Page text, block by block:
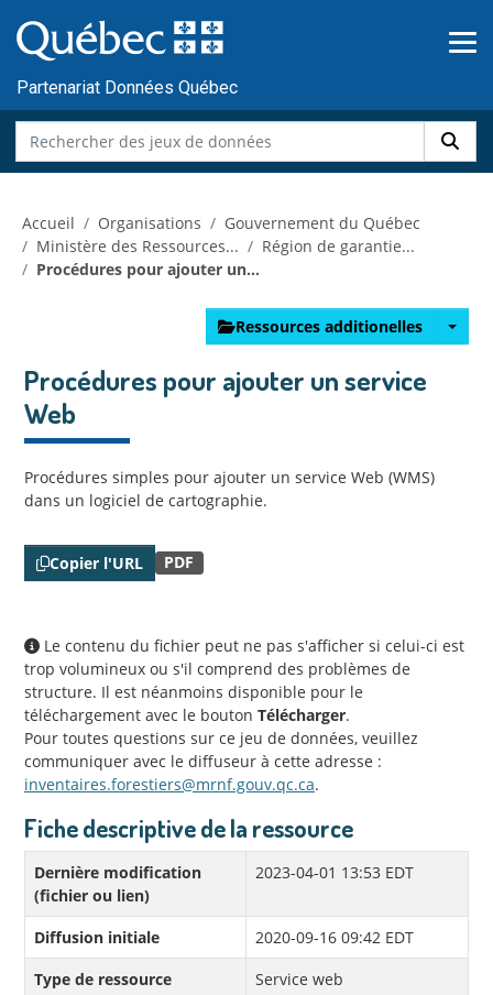
au
contenu
Partenariat Données Québec
Accueil Organisations
Gouvernement du Québec
Ministère des Ressources...
Région de garantie...
Procédures pour ajouter un...
Ressources additionelles
Procédures pour ajouter un service
Web
Procédures simples pour ajouter un service Web (WMS)
dans un logiciel de cartographie.
Copier l'URL PDF
Le contenu du fichier peut ne pas s'afficher si celui-ci est
trop volumineux ou s'il comprend des problèmes de
structure. Il est néanmoins disponible pour le
téléchargement avec le bouton Télécharger.
Pour toutes questions sur ce jeu de données, veuillez
communiquer avec le diffuseur à cette adresse :
inventaires.forestiers@mrnf.gouv.qc.ca.
Fiche descriptive de la ressource
Dernière modification
(fichier ou lien)
2023-04-01 13:53 EDT
Diffusion initiale
2020-09-16 09:42 EDT
Type de ressource
Service web